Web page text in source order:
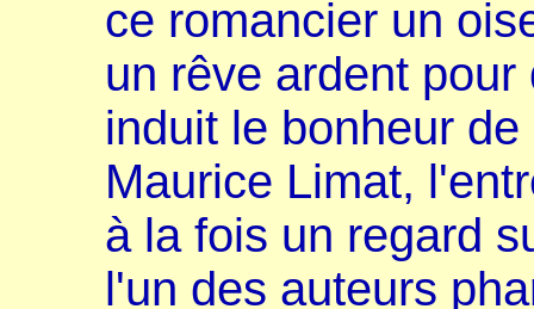
ce romancier un
un rêve ardent
induit le bonheur de
Maurice Limat,
à la fois un regard
l'un des auteurs